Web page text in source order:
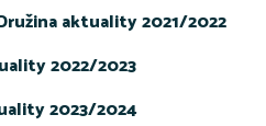
aktuality 2021/2022
2022/2023
2023/2024